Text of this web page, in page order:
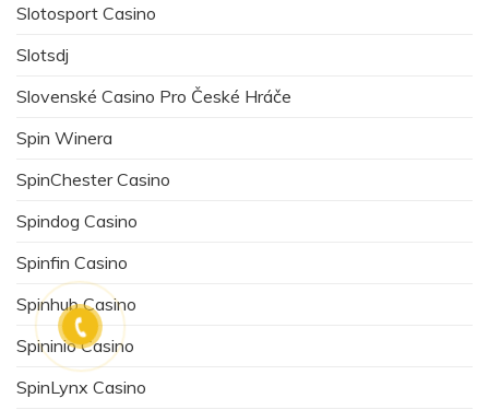
Slotosport Casino
Slotsdj
Slovenské Casino Pro České Hráče
Spin Winera
SpinChester Casino
Spindog Casino
Spinfin Casino
Spinhub Casino
Spininio Casino
SpinLynx Casino